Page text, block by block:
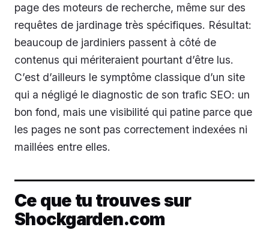
page des moteurs de recherche, même sur des
requêtes de jardinage très spécifiques. Résultat:
beaucoup de jardiniers passent à côté de
contenus qui mériteraient pourtant d’être lus.
C’est d’ailleurs le symptôme classique d’un site
qui a négligé le diagnostic de son trafic SEO: un
bon fond, mais une visibilité qui patine parce que
les pages ne sont pas correctement indexées ni
maillées entre elles.
Ce que tu trouves sur
Shockgarden.com